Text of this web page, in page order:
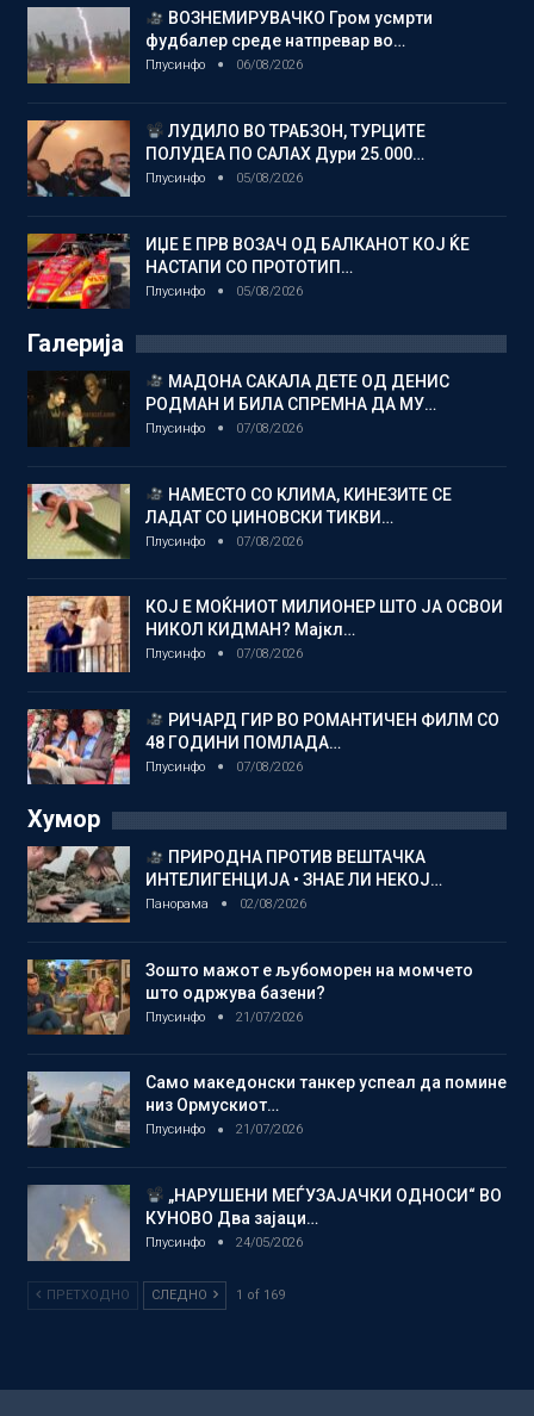
ВОЗНЕМИРУВАЧКО Гром усмрти
фудбалер среде натпревар во…
Плусинфо 06/08/2026
ЛУДИЛО ВО ТРАБЗОН, ТУРЦИТЕ
ПОЛУДЕА ПО САЛАХ Дури 25.000…
Плусинфо 05/08/2026
ИЏЕ Е ПРВ ВОЗАЧ ОД БАЛКАНОТ КОЈ ЌЕ
НАСТАПИ СО ПРОТОТИП…
Плусинфо 05/08/2026
Галерија
МАДОНА САКАЛА ДЕТЕ ОД ДЕНИС
РОДМАН И БИЛА СПРЕМНА ДА МУ…
Плусинфо 07/08/2026
НАМЕСТО СО КЛИМА, КИНЕЗИТЕ СЕ
ЛАДАТ СО ЏИНОВСКИ ТИКВИ…
Плусинфо 07/08/2026
КОЈ Е МОЌНИОТ МИЛИОНЕР ШТО ЈА ОСВОИ
НИКОЛ КИДМАН? Мајкл…
Плусинфо 07/08/2026
РИЧАРД ГИР ВО РОМАНТИЧЕН ФИЛМ СО
48 ГОДИНИ ПОМЛАДА…
Плусинфо 07/08/2026
Хумор
ПРИРОДНА ПРОТИВ ВЕШТАЧКА
ИНТЕЛИГЕНЦИЈА • ЗНАЕ ЛИ НЕКОЈ…
Панорама 02/08/2026
Зошто мажот е љубоморен на момчето
што одржува базени?
Плусинфо 21/07/2026
Само македонски танкер успеал да помине
низ Ормускиот…
Плусинфо 21/07/2026
„НАРУШЕНИ МЕЃУЗАЈАЧКИ ОДНОСИ“ ВО
КУНОВО Два зајаци…
Плусинфо 24/05/2026
ПРЕТХОДНО СЛЕДНО 1 of 169